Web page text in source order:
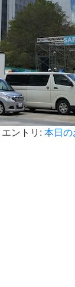
エントリ: 本日の